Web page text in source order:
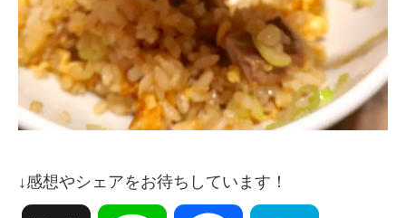
↓感想やシェアをお待ちしています！